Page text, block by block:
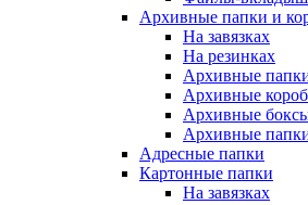
Архивные папки и
На завязках
На резинках
Архивные
Архивные
Архивные
Архивные
Адресные папки
Картонные папки
На завязках